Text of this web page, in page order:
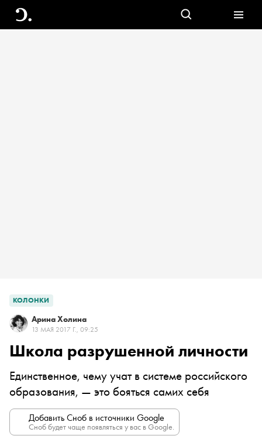
КОЛОНКИ
Арина Холина
13 МАЯ 2017 Г., 09:25
Школа разрушенной личности
Единственное, чему учат в системе российского
образования, — это бояться самих себя
Добавить Сноб в источники Google
Сноб будет чаще появляться у вас в Google.